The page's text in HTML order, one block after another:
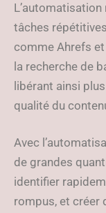
tâches
comme Ahrefs
la recherche de
libérant ainsi
qualité du
Avec
de grandes
identifier
rompus, et créer